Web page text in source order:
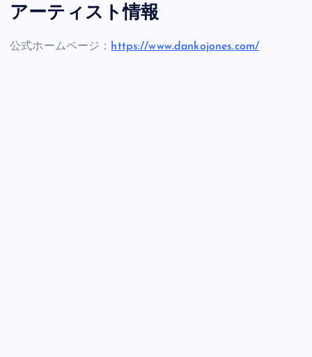
アーティスト情報
公式ホームページ： https://www.dankojones.com/